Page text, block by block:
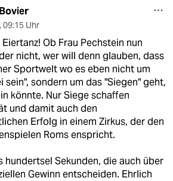
, 09:15 Uhr
Ob Frau Pechstein nun
nicht, wer will denn glauben, dass
Sportwelt wo es eben nicht um
sein", sondern um das "Siegen" geht,
könnte. Nur Siege schaffen
und damit auch den
Erfolg in einem Zirkus, der den
Roms enspricht.
hundertsel Sekunden, die auch über
Gewinn entscheiden. Ehrlich